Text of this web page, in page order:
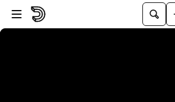
Vai al lettore
Passa al contenuto principale